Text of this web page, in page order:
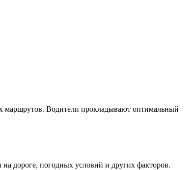
маршрутов. Водители прокладывают оптимальный
дороге, погодных условий и других факторов.